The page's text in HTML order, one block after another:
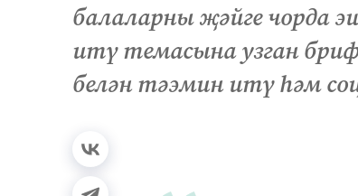
балаларны җәйге чорда
итү темасына узган
белән тәэмин итү һәм